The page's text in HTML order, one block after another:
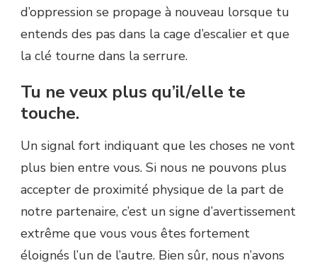
d’oppression se propage à nouveau lorsque tu
entends des pas dans la cage d’escalier et que
la clé tourne dans la serrure.
Tu ne veux plus qu’il/elle te
touche.
Un signal fort indiquant que les choses ne vont
plus bien entre vous. Si nous ne pouvons plus
accepter de proximité physique de la part de
notre partenaire, c’est un signe d’avertissement
extrême que vous vous êtes fortement
éloignés l’un de l’autre. Bien sûr, nous n’avons